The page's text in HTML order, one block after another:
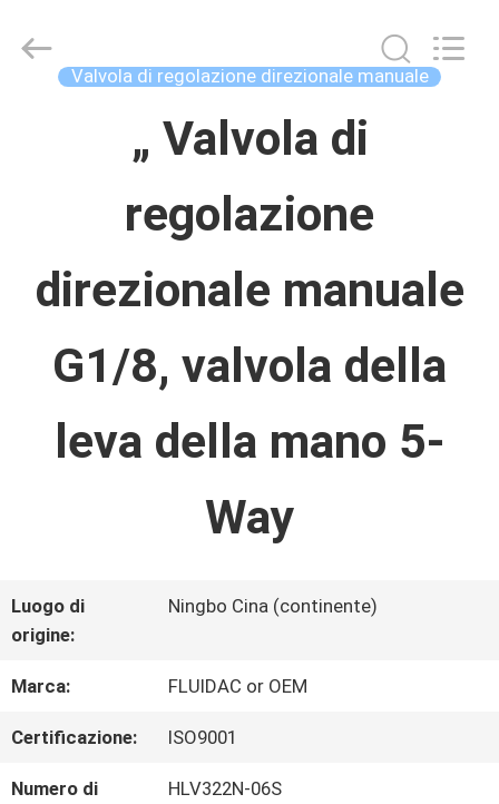
PRODOTTI
CIRCA
GIRO
CONTROLLO
CONTATTICI
Online
Valvola di regolazione direzionale manuale
„ Valvola di
regolazione
direzionale manuale
G1/8, valvola della
leva della mano 5-
Way
Luogo di
origine:
Ningbo Cina (continente)
Marca: FLUIDAC or OEM
Certificazione: ISO9001
Numero di
HLV322N-06S